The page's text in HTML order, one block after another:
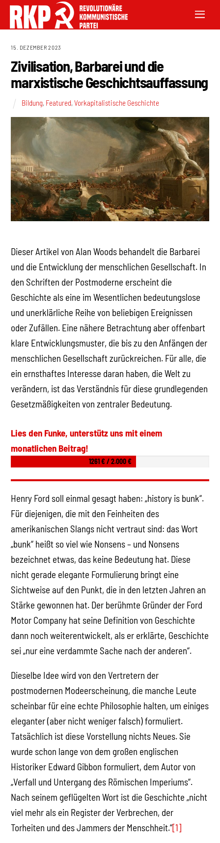
15. DEZEMBER 2023
Zivilisation, Barbarei und die
marxistische Geschichtsauffassung
Bildung, Featured, Vorkapitalistische Geschichte
Dieser Artikel von Alan Woods behandelt die Barbarei
und die Entwicklung der menschlichen Gesellschaft. In
den Schriften der Postmoderne erscheint die
Geschichte als eine im Wesentlichen bedeutungslose
und unerklärliche Reihe von beliebigen Ereignissen
oder Zufällen. Eine nähere Betrachtung aber offenbart
klare Entwicklungsmuster, die bis zu den Anfängen der
menschlichen Gesellschaft zurückreichen. Für alle, die
ein ernsthaftes Interesse daran haben, die Welt zu
verändern, ist das Verständnis für diese grundlegenden
Gesetzmäßigkeiten von zentraler Bedeutung.
Lies den Funke, unterstütz uns mit einem
monatlichen Beitrag!
1261 € / 2.000 €
Henry Ford soll einmal gesagt haben: „history is bunk“.
Für diejenigen, die mit den Feinheiten des
amerikanischen Slangs nicht vertraut sind: das Wort
„bunk“ heißt so viel wie Nonsens – und Nonsens
bezeichnet etwas, das keine Bedeutung hat. Diese
nicht gerade elegante Formulierung bringt eine
Sichtweise auf den Punkt, die in den letzten Jahren an
Stärke gewonnen hat. Der berühmte Gründer der Ford
Motor Company hat seine Definition von Geschichte
dann noch weiterentwickelt, als er erklärte, Geschichte
sei „nur eine verdammte Sache nach der anderen“.
Dieselbe Idee wird von den Vertretern der
postmodernen Modeerscheinung, die manche Leute
scheinbar für eine echte Philosophie halten, um einiges
eleganter (aber nicht weniger falsch) formuliert.
Tatsächlich ist diese Vorstellung nichts Neues. Sie
wurde schon lange von dem großen englischen
Historiker Edward Gibbon formuliert, dem Autor von
„Verfall und Untergang des Römischen Imperiums“.
Nach seinem geflügelten Wort ist die Geschichte „nicht
viel mehr als ein Register der Verbrechen, der
Torheiten und des Jammers der Menschheit.“[1]